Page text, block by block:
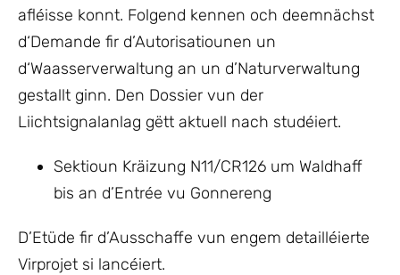
afléisse konnt. Folgend kennen och deemnächst
d‘Demande fir d’Autorisatiounen un
d‘Waasserverwaltung an un d’Naturverwaltung
gestallt ginn. Den Dossier vun der
Liichtsignalanlag gëtt aktuell nach studéiert.
Sektioun Kräizung N11/CR126 um Waldhaff
bis an d’Entrée vu Gonnereng
D’Etüde fir d’Ausschaffe vun engem detailléierte
Virprojet si lancéiert.